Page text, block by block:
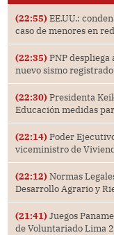
(22:55) EE.UU.:
caso de menores en
(22:35) PNP despliega
nuevo sismo
(22:30) Presidenta
Educación medidas
(22:14) Poder
viceministro de
(22:12) Normas
Desarrollo Agrario y
(21:41) Juegos
de Voluntariado Lima